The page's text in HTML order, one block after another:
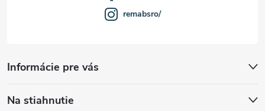
Informácie pre vás
Na stiahnutie
remabsro/